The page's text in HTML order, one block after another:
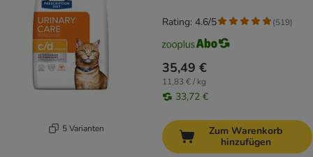
5 Varianten
35,49 €
11,83 € / kg
33,72 €
Rating: 4.6/5 (519)
Zum Warenkorb
hinzufügen